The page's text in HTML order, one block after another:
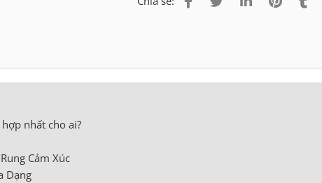
nhất cho ai?
Cảm Xúc
Dạng